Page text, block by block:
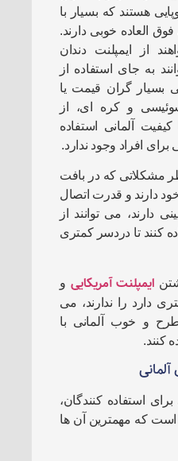
هستند که بسیار با
العاده خوبی دارند.
از ایمپلنت دندان
به جای استفاده از
بسیار گران قیمت یا
و کره ای، از
آلمانی استفاده
افراد وجود ندارد.
مشکلاتی که در بافت
دارند و قدرت اتصال
دارند، می توانند از
کنند تا دردسر کمتری
ایمپلنت آمریکایی و
دارد را ندارند، می
و خوب آلمانی با
کنند.
برای استفاده کنندگان،
که مهمترین آن ها